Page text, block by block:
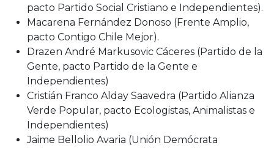
pacto Partido Social Cristiano e Independientes).
Macarena Fernández Donoso (Frente Amplio,
pacto Contigo Chile Mejor).
Drazen André Markusovic Cáceres (Partido de la
Gente, pacto Partido de la Gente e
Independientes)
Cristián Franco Alday Saavedra (Partido Alianza
Verde Popular, pacto Ecologistas, Animalistas e
Independientes)
Jaime Bellolio Avaria (Unión Demócrata